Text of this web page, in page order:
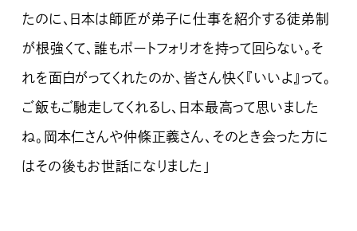
たのに、日本は師匠が弟子に仕事を紹介する徒弟制
が根強くて、誰もポートフォリオを持って回らない。そ
れを面白がってくれたのか、皆さん快く『いいよ』って。
ご飯もご馳走してくれるし、日本最高って思いました
ね。岡本仁さんや仲條正義さん、そのとき会った方に
はその後もお世話になりました」